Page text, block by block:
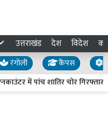
उत्तराखंड देश विदेश
रंगोली कैंपस
में पांच शातिर चोर गिरफ्तार,